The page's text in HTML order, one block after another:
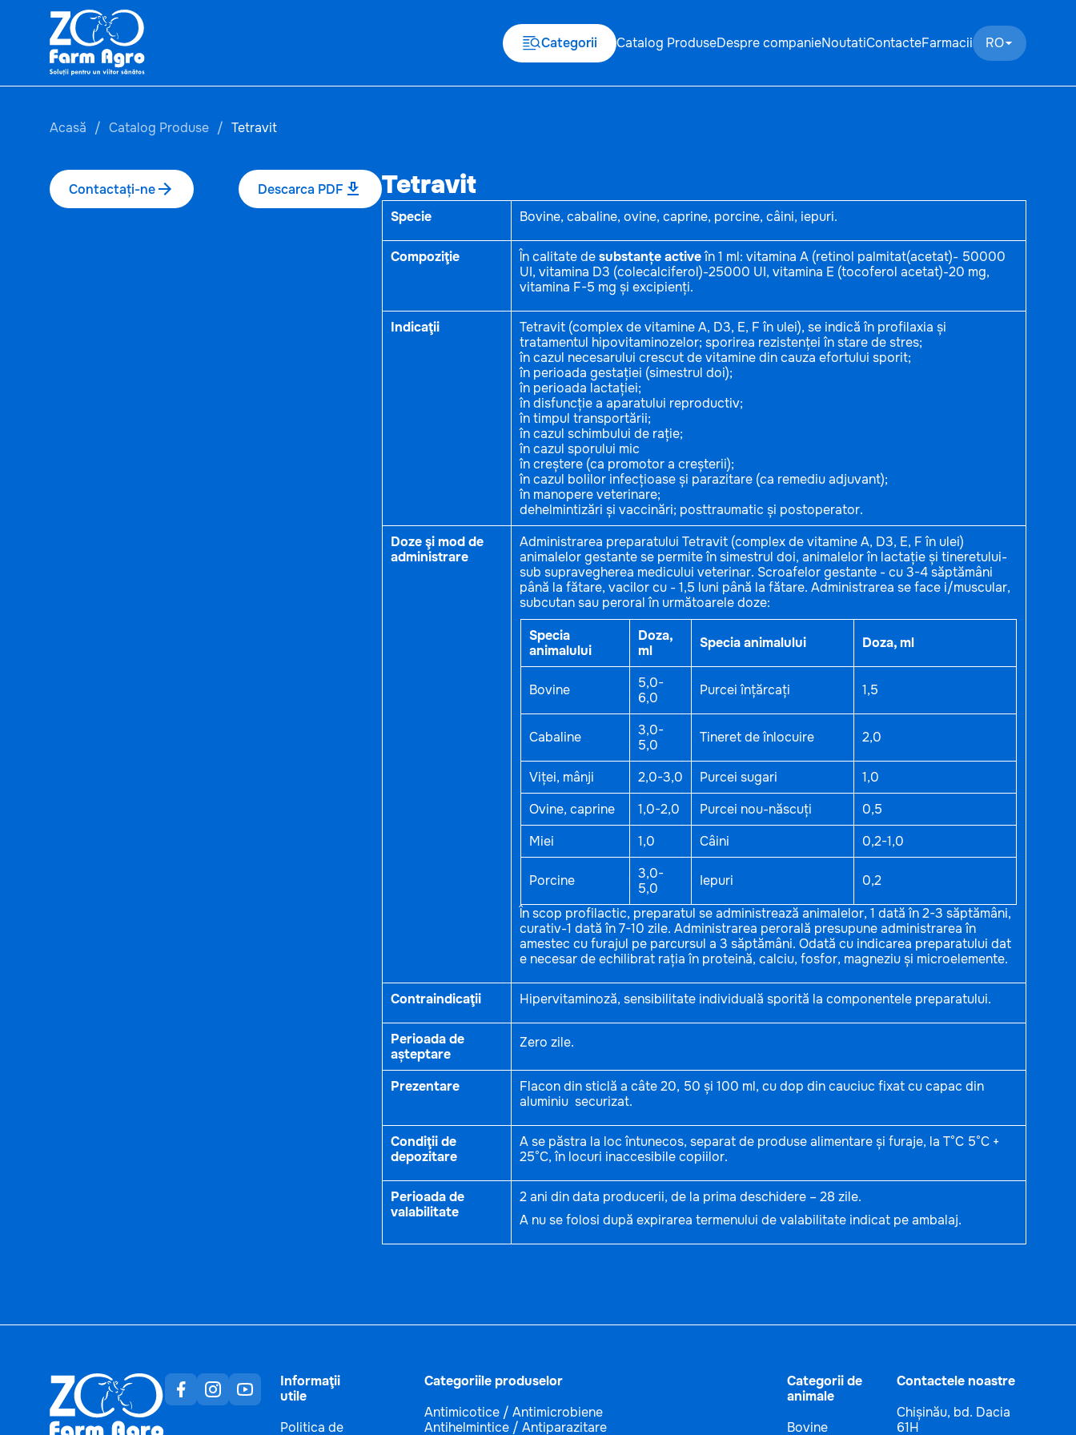
Categorii Catalog ProduseDespre companieNoutatiContacteFarmacii RO
Acasă Catalog Produse Tetravit
Contactați-ne Descarca PDF Tetravit
Specie Bovine, cabaline, ovine, caprine, porcine, câini, iepuri.
Compoziţie În calitate desubstanțe activeîn 1 ml: vitamina A (retinol palmitat(acetat)- 50000
UI, vitamina D3 (colecalciferol)-25000 UI, vitamina E (tocoferol acetat)-20 mg,
vitamina F-5 mg și excipienți.
Indicaţii
Tetravit (complex de vitamine A, D3, E, F în ulei), se indică în profilaxia și
tratamentul hipovitaminozelor; sporirea rezistenței în stare de stres;
în cazul necesarului crescut de vitamine din cauza efortului sporit;
în perioada gestației (simestrul doi);
în perioada lactației;
în disfuncție a aparatului reproductiv;
în timpul transportării;
în cazul schimbului de rație;
în cazul sporului mic
în creștere (ca promotor a creșterii);
în cazul bolilor infecțioase și parazitare (ca remediu adjuvant);
în manopere veterinare;
dehelmintizări și vaccinări; posttraumatic și postoperator.
Doze şi mod de
administrare
Administrarea preparatului Tetravit (complex de vitamine A, D3, E, F în ulei)
animalelor gestante se permite în simestrul doi, animalelor în lactație și tineretului-
sub supravegherea medicului veterinar. Scroafelor gestante - cu 3-4 săptămâni
până la fătare, vacilor cu - 1,5 luni până la fătare. Administrarea se face i/muscular,
subcutan sau peroral în următoarele doze:
Specia
animalului
Doza,
ml
Specia animalului Doza, ml
Bovine
5,0-
6,0
Purcei înțărcați 1,5
Cabaline
3,0-
5,0
Tineret de înlocuire 2,0
Viței, mânji 2,0-3,0 Purcei sugari
1,0
Ovine, caprine
1,0-2,0 Purcei nou-născuți
0,5
Miei
1,0 Câini 0,2-1,0
Porcine
3,0-
5,0
Iepuri
0,2
În scop profilactic, preparatul se administrează animalelor, 1 dată în 2-3 săptămâni,
curativ-1 dată în 7-10 zile. Administrarea perorală presupune administrarea în
amestec cu furajul pe parcursul a 3 săptămâni. Odată cu indicarea preparatului dat
e necesar de echilibrat rația în proteină, calciu, fosfor, magneziu și microelemente.
Contraindicaţii Hipervitaminoză, sensibilitate individuală sporită la componentele preparatului.
Perioada de
așteptare
Zero zile.
Prezentare
Flacon din sticlă a câte 20, 50 și 100 ml, cu dop din cauciuc fixat cu capac din
aluminiu securizat.
Condiţii de
depozitare
A se păstra la loc întunecos, separat de produse alimentare și furaje, la T°C 5°C +
25°C, în locuri inaccesibile copiilor.
Perioada de
valabilitate
2 ani din data producerii, de la prima deschidere – 28 zile.
A nu se folosi după expirarea termenului de valabilitate indicat pe ambalaj.
Informaţii
utile
Politica de
Categoriile produselor
Antimicotice / Antimicrobiene
Antihelmintice / Antiparazitare
Categorii de
animale
Bovine
Contactele noastre
Chișinău, bd. Dacia
61H